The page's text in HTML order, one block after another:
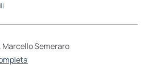
Semeraro